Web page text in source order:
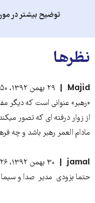
توضیح بیشتر در مورد
۲۹ بهمن ۱۳۹۲، ۱۹:۵۰
عنوانی است که دیگر
درفته ای که تصور میکند
العمر رهبر باشد و چه
۳۰ بهمن ۱۳۹۲، ۷:۲۶
بزودی مدیر صدا و سیما